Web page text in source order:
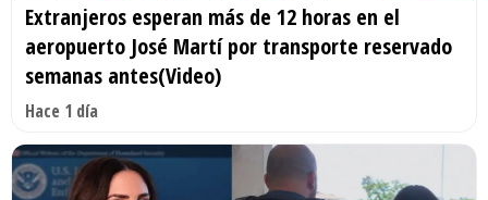
Extranjeros esperan más de 12 horas en el
aeropuerto José Martí por transporte reservado
semanas antes(Video)
Hace 1 día